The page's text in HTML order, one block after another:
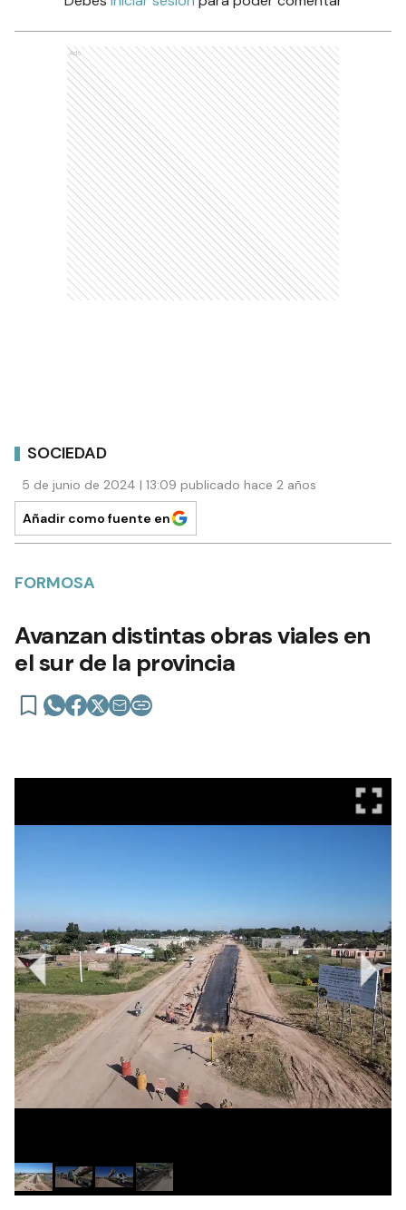
Ads
SOCIEDAD
5 de junio de 2024 | 13:09 publicado hace 2 años
Añadir como fuente en
FORMOSA
Avanzan distintas obras viales en
el sur de la provincia